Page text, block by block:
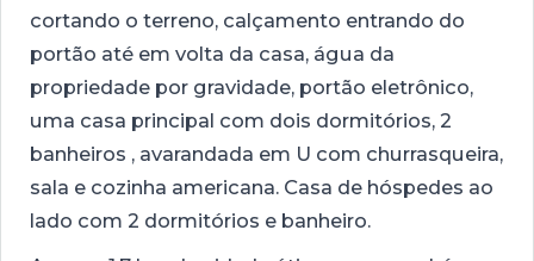
cortando o terreno, calçamento entrando do
portão até em volta da casa, água da
propriedade por gravidade, portão eletrônico,
uma casa principal com dois dormitórios, 2
banheiros , avarandada em U com churrasqueira,
sala e cozinha americana. Casa de hóspedes ao
lado com 2 dormitórios e banheiro.